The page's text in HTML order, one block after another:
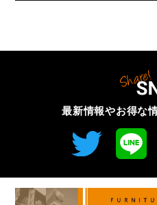
最新情報やお得な